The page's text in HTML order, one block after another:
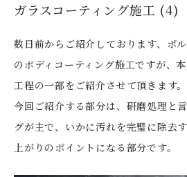
ガラスコーティング施工 (4)
数日前からご紹介しております、ポ
のボディコーティング施工ですが、
工程の一部をご紹介させて頂きます。
今回ご紹介する部分は、研磨処理と
グが主で、いかに汚れを完璧に除去
上がりのポイントになる部分です。